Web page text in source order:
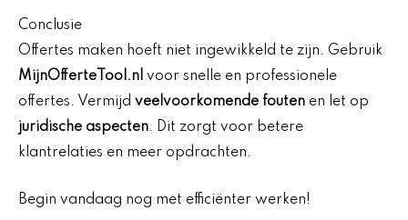
Conclusie
Offertes maken hoeft niet ingewikkeld te zijn. Gebruik
MijnOfferteTool.nl voor snelle en professionele
offertes. Vermijd veelvoorkomende fouten en let op
juridische aspecten. Dit zorgt voor betere
klantrelaties en meer opdrachten.
Begin vandaag nog met efficiënter werken!